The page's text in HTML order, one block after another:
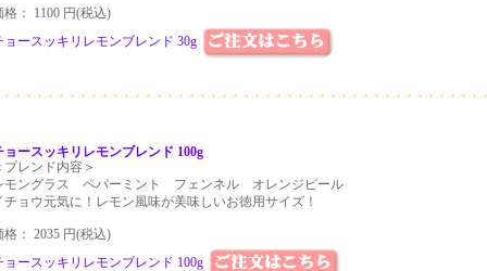
格： 1100 円(税込)
ョースッキリレモンブレンド 30g
ョースッキリレモンブレンド 100g
ブレンド内容＞
モングラス ペパーミント フェンネル オレンジピール
チョウ元気に！レモン風味が美味しいお徳用サイズ！
格： 2035 円(税込)
ョースッキリレモンブレンド 100g